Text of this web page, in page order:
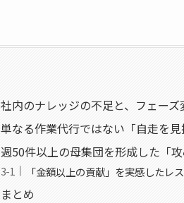
社内のナレッジの不足と、フェー
単なる作業代行ではない「自走を
週50件以上の母集団を形成した「
「金額以上の貢献」を実感したレ
まとめ